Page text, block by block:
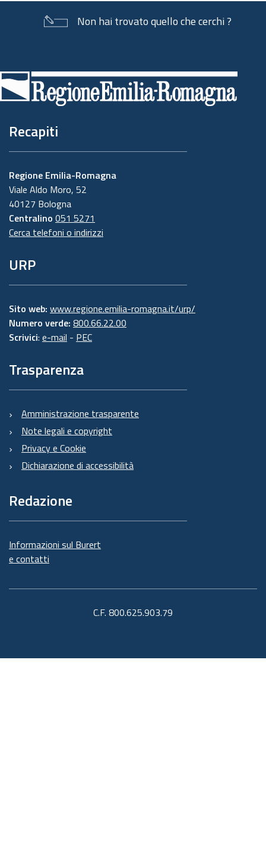
Non hai trovato quello che cerchi ?
di
pagina
Recapiti
Regione Emilia-Romagna
Viale Aldo Moro, 52
40127 Bologna
Centralino 051 5271
Cerca telefoni o indirizzi
URP
Sito web: www.regione.emilia-romagna.it/urp/
Numero verde: 800.66.22.00
Scrivici: e-mail - PEC
Trasparenza
Amministrazione trasparente
Note legali e copyright
Privacy e Cookie
Dichiarazione di accessibilità
Redazione
Informazioni sul Burert
e contatti
C.F. 800.625.903.79